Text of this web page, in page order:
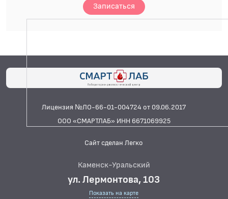
Записаться
Лицензия №ЛО-66-01-004724 от 09.06.2017
ООО «СМАРТЛАБ» ИНН 6671069925
Сайт сделан Легко
Каменск-Уральский
ул. Лермонтова, 103
Показать на карте